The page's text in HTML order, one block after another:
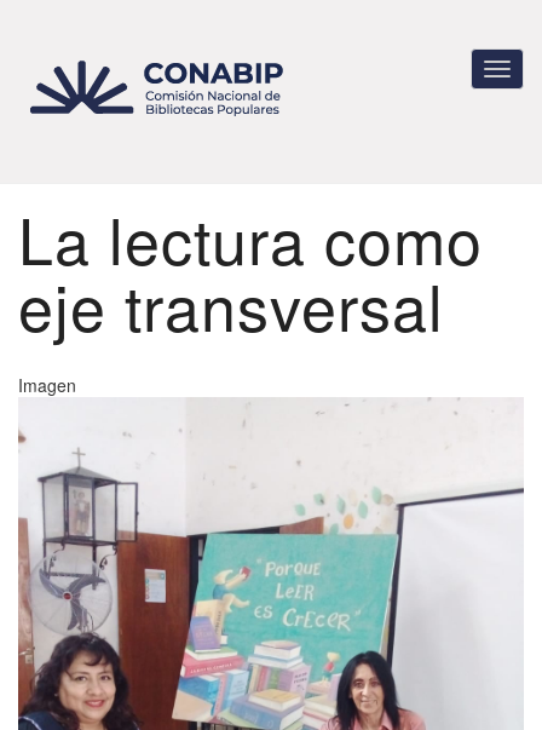
contenido
principal
La lectura como
eje transversal
Imagen